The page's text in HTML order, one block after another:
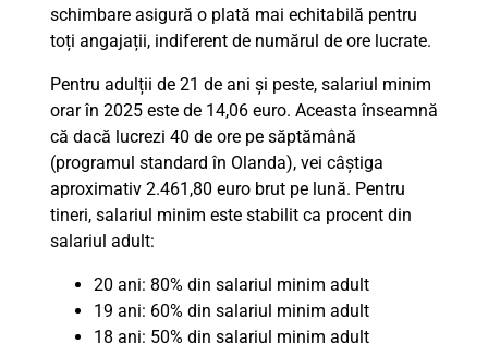
schimbare asigură o plată mai echitabilă pentru
toți angajații, indiferent de numărul de ore lucrate.
Pentru adulții de 21 de ani și peste, salariul minim
orar în 2025 este de 14,06 euro. Aceasta înseamnă
că dacă lucrezi 40 de ore pe săptămână
(programul standard în Olanda), vei câștiga
aproximativ 2.461,80 euro brut pe lună. Pentru
tineri, salariul minim este stabilit ca procent din
salariul adult:
20 ani: 80% din salariul minim adult
19 ani: 60% din salariul minim adult
18 ani: 50% din salariul minim adult